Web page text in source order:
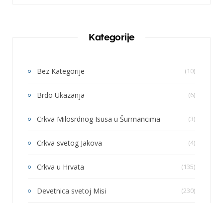
Kategorije
Bez Kategorije (10)
Brdo Ukazanja (6)
Crkva Milosrdnog Isusa u Šurmancima (3)
Crkva svetog Jakova (4)
Crkva u Hrvata (135)
Devetnica svetoj Misi (230)